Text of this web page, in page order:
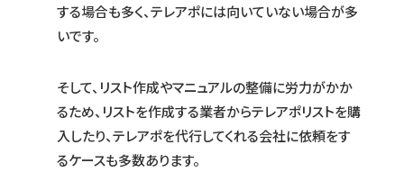
する場合も多く、テレアポには向いていない場合が多
いです。
そして、リスト作成やマニュアルの整備に労力がかか
るため、リストを作成する業者からテレアポリストを購
入したり、テレアポを代行してくれる会社に依頼をす
るケースも多数あります。